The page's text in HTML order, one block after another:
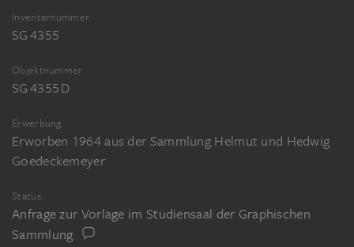
Inventarnummer
SG 4355
Objektnummer
SG 4355 D
Erwerbung
Erworben 1964 aus der Sammlung Helmut und Hedwig
Goedeckemeyer
Status
Anfrage zur Vorlage im Studiensaal der Graphischen
Sammlung